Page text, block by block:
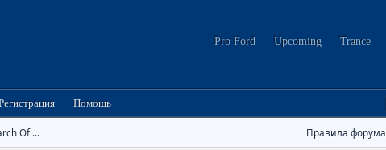
Pro Ford Upcoming Trance
Помощь
Of ... Правила форума